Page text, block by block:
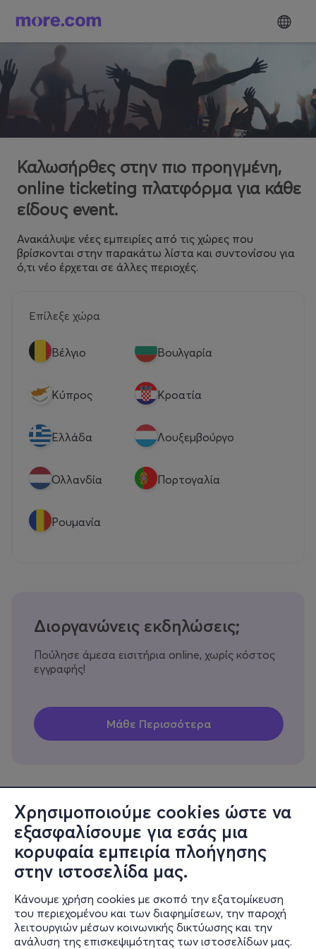
Χρησιμοποιούμε cookies ώστε να
εξασφαλίσουμε για εσάς μια
κορυφαία εμπειρία πλοήγησης
στην ιστοσελίδα μας.
Κάνουμε χρήση cookies με σκοπό την εξατομίκευση
του περιεχομένου και των διαφημίσεων, την παροχή
λειτουργιών μέσων κοινωνικής δικτύωσης και την
ανάλυση της επισκεψιμότητας των ιστοσελίδων μας.
Καλωσήρθες στην πιο προηγμένη,
online ticketing πλατφόρμα για κάθε
είδους event.
Ανακάλυψε νέες εμπειρίες από τις χώρες που
βρίσκονται στην παρακάτω λίστα και συντονίσου για
ό,τι νέο έρχεται σε άλλες περιοχές.
Επίλεξε χώρα
Βέλγιο Βουλγαρία
Κύπρος Κροατία
Eλλάδα Λουξεμβούργο
Ολλανδία Πορτογαλία
Ρουμανία
Διοργανώνεις εκδηλώσεις;
Πούλησε άμεσα εισιτήρια online, χωρίς κόστος
εγγραφής!
Πληροφορίες
Υποστήριξη
Stay Connected